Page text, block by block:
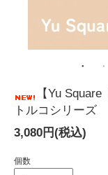
【Yu
トルコシリーズ
3,080円(税込)
個数